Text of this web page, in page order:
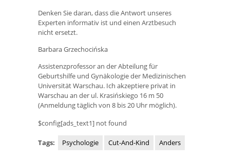
Denken Sie daran, dass die Antwort unseres
Experten informativ ist und einen Arztbesuch
nicht ersetzt.
Barbara Grzechocińska
Assistenzprofessor an der Abteilung für
Geburtshilfe und Gynäkologie der Medizinischen
Universität Warschau. Ich akzeptiere privat in
Warschau an der ul. Krasińskiego 16 m 50
(Anmeldung täglich von 8 bis 20 Uhr möglich).
$config[ads_text1] not found
Tags: Psychologie Cut-And-Kind Anders